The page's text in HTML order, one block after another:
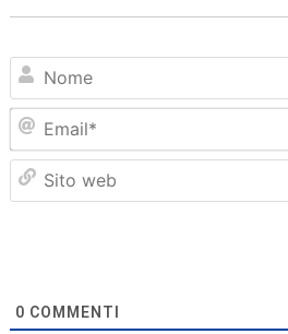
0 COMMENTI